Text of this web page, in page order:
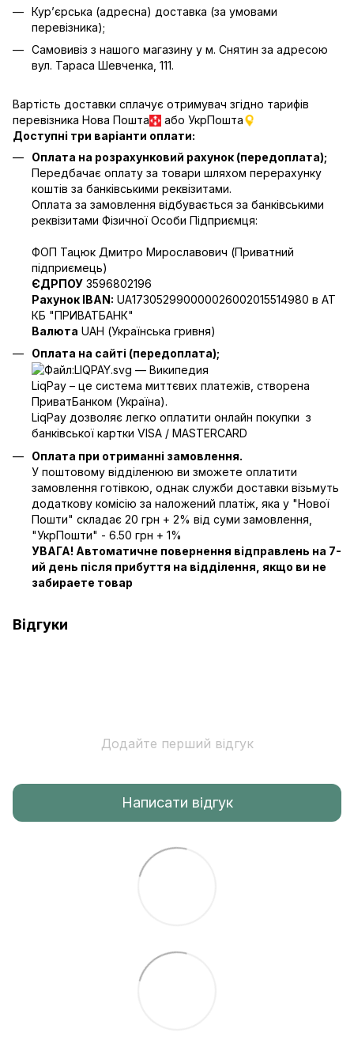
Кур’єрська (адресна) доставка (за умовами
перевізника);
Самовивіз з нашого магазину у м. Снятин за адресою
вул. Тараса Шевченка, 111.
Вартість доставки сплачує отримувач згідно тарифів
перевізника Нова Пошта
або УкрПошта
Доступні три варіанти оплати:
Оплата на розрахунковий рахунок (передоплата);
Передбачає оплату за товари шляхом перерахунку
коштів за банківськими реквізитами.
Оплата за замовлення відбувається за банківськими
реквізитами Фізичної Особи Підприємця:
ФОП Тацюк Дмитро Мирославович (Приватний
пiдприємець)
ЄДРПОУ 3596802196
Рахунок IBAN: UA173052990000026002015514980 в АТ
КБ "ПРИВАТБАНК"
Валюта UAH (Українська гривня)
Оплата на сайті (передоплата);
LiqPay – це система миттєвих платежів, створена
ПриватБанком (Україна).
LiqPay дозволяє легко оплатити онлайн покупки з
банківської картки VISA / MASTERCARD
Оплата при отриманні замовлення.
У поштовому відділенюю ви зможете оплатити
замовлення готівкою, однак служби доставки візьмуть
додаткову комісію за наложений платіж, яка у "Нової
Пошти" складає 20 грн + 2% від суми замовлення,
"УкрПошти" - 6.50 грн + 1%
УВАГА! Автоматичне повернення відправлень на 7-
ий день після прибуття на відділення, якщо ви не
забираете товар
Відгуки
Додайте перший відгук
Написати відгук